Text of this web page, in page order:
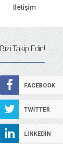
İletişim
Bizi Takip Edin!
FACEBOOK
TWITTER
LINKEDIN